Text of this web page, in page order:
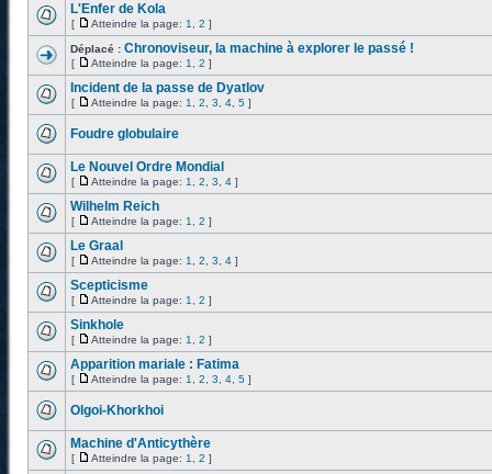
L'Enfer de Kola
[ Atteindre la page: 1 2 ]
Déplacé : Chronoviseur, la machine à explorer le passé !
[ Atteindre la page: 1 2 ]
Incident de la passe de Dyatlov
[ Atteindre la page: 1 2 3 4 5 ]
Foudre globulaire
Le Nouvel Ordre Mondial
[ Atteindre la page: 1 2 3 4 ]
Wilhelm Reich
[ Atteindre la page: 1 2 ]
Le Graal
[ Atteindre la page: 1 2 3 4 ]
Scepticisme
[ Atteindre la page: 1 2 ]
Sinkhole
[ Atteindre la page: 1 2 ]
Apparition mariale : Fatima
[ Atteindre la page: 1 2 3 4 5 ]
Olgoi-Khorkhoi
Machine d'Anticythère
[ Atteindre la page: 1 2 ]